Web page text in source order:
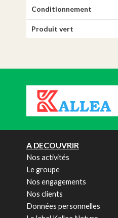
Conditionnement
Produit vert
A DECOUVRIR
Nos activités
Le groupe
Nos engagements
Nos clients
Données personnelles